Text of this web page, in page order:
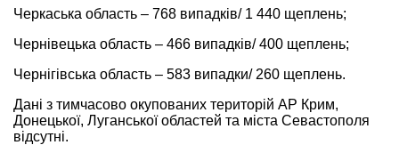
Черкаська область – 768 випадків/ 1 440 щеплень;
Чернівецька область – 466 випадків/ 400 щеплень;
Чернігівська область – 583 випадки/ 260 щеплень.
Дані з тимчасово окупованих територій АР Крим,
Донецької, Луганської областей та міста Севастополя
відсутні.